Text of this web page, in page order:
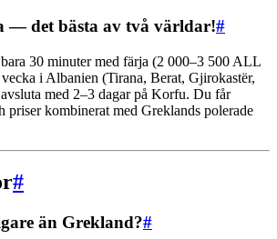
— det bästa av två världar!#
30 minuter med färja (2 000–3 500 ALL
i Albanien (Tirana, Berat, Gjirokastër,
med 2–3 dagar på Korfu. Du får
priser kombinerat med Greklands polerade
#
än Grekland?#